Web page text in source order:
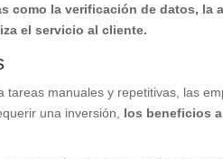
como la verificación de datos, la
el servicio al cliente.
manuales y repetitivas, las
una inversión, los beneficios